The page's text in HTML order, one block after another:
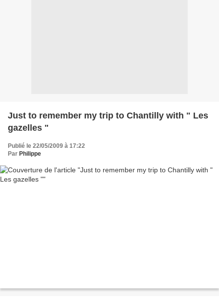
Just to remember my trip to Chantilly with " Les
gazelles "
Publié le 22/05/2009 à 17:22
Par Philippe